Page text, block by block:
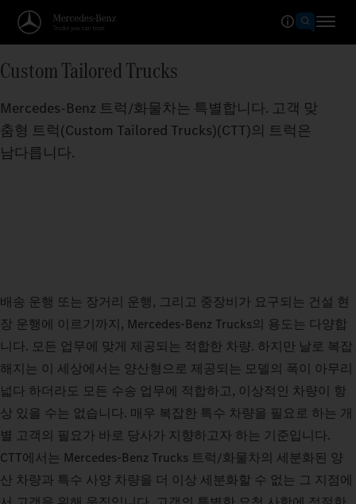
Custom Tailored Trucks
Mercedes-Benz 트럭/화물차는 특별합니다. 고객 맞
춤형 트럭(Custom Tailored Trucks)(CTT)의 트럭은
남다릅니다.
배송 운행 또는 장거리 운행, 그리고 중장비가 요구되는 건설 현
장 운행에 이르기까지, Mercedes-Benz Trucks의 용도는 다양합
니다. 모든 업무에 맞게 제공되는 적합한 차량. 하지만 날로 복잡
해지는 이 세상에서는 양산형으로 제공되는 모델의 폭이 아무리
넓다 하더라도 모든 수송 업무에 적합하고, 이상적인 차량이 항
상 있을 수는 없습니다. 매우 복잡한 특수 차량을 필요로 하는 개
별 고객의 필요가 바로 당사가 지향하고자 하는 기준입니다.
CTT에서는 Mercedes-Benz Trucks 트럭/화물차의 세분화된 양
산 차량과 특수 사양 차량을 더 이상 세분화할 수 없는 그 지점에